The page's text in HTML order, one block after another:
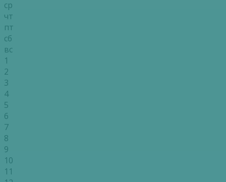
ср
чт
пт
сб
вс
1
2
3
4
5
6
7
8
9
10
11